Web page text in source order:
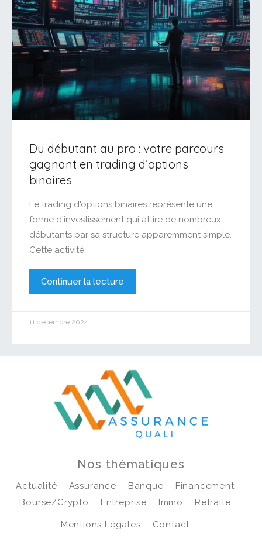
Du débutant au pro : votre parcours
gagnant en trading d’options
binaires
Le trading d'options binaires représente une
forme d'investissement qui attire de nombreux
débutants par sa structure apparemment simple.
Cette activité,
Continuer la lecture
11 décembre 2024
Nos thématiques
Actualité Assurance Banque
Financement
Bourse/crypto
Entreprise Immo Retraite
Mentions Légales Contact